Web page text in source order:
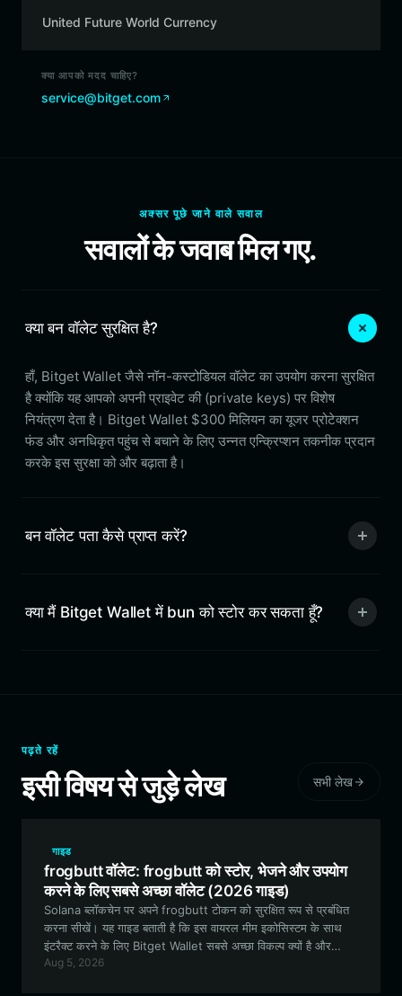
United Future World Currency
क्या आपको मदद चाहिए?
service@bitget.com
अक्सर पूछे जाने वाले सवाल
सवालों के जवाब मिल गए.
क्या बन वॉलेट सुरक्षित है?
हाँ, Bitget Wallet जैसे नॉन-कस्टोडियल वॉलेट का उपयोग करना सुरक्षित
है क्योंकि यह आपको अपनी प्राइवेट की (private keys) पर विशेष
नियंत्रण देता है। Bitget Wallet $300 मिलियन का यूजर प्रोटेक्शन
फंड और अनधिकृत पहुंच से बचाने के लिए उन्नत एन्क्रिप्शन तकनीक प्रदान
करके इस सुरक्षा को और बढ़ाता है।
बन वॉलेट पता कैसे प्राप्त करें?
क्या मैं Bitget Wallet में bun को स्टोर कर सकता हूँ?
पढ़ते रहें
इसी विषय से जुड़े लेख सभी लेख
गाइड
frogbutt वॉलेट: frogbutt को स्टोर, भेजने और उपयोग
करने के लिए सबसे अच्छा वॉलेट (2026 गाइड)
Solana ब्लॉकचेन पर अपने frogbutt टोकन को सुरक्षित रूप से प्रबंधित
करना सीखें। यह गाइड बताती है कि इस वायरल मीम इकोसिस्टम के साथ
इंटरैक्ट करने के लिए Bitget Wallet सबसे अच्छा विकल्प क्यों है और
शुरुआत कैसे करें।
Aug 5, 2026